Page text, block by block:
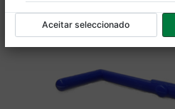
Aceitar seleccionado